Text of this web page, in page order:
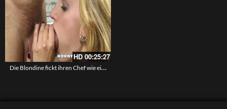
HD00:25:27
Die Blondine fickt ihren Chef wie eine Hure und liebt es ihn zu befriedigen